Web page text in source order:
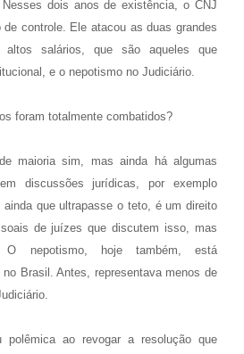
dois anos de existência, o CNJ
controle. Ele atacou as duas grandes
altos salários, que são aqueles que
e o nepotismo no Judiciário.
foram totalmente combatidos?
maioria sim, mas ainda há algumas
discussões jurídicas, por exemplo
que ultrapasse o teto, é um direito
de juízes que discutem isso, mas
nepotismo, hoje também, está
Brasil. Antes, representava menos de
ao revogar a resolução que